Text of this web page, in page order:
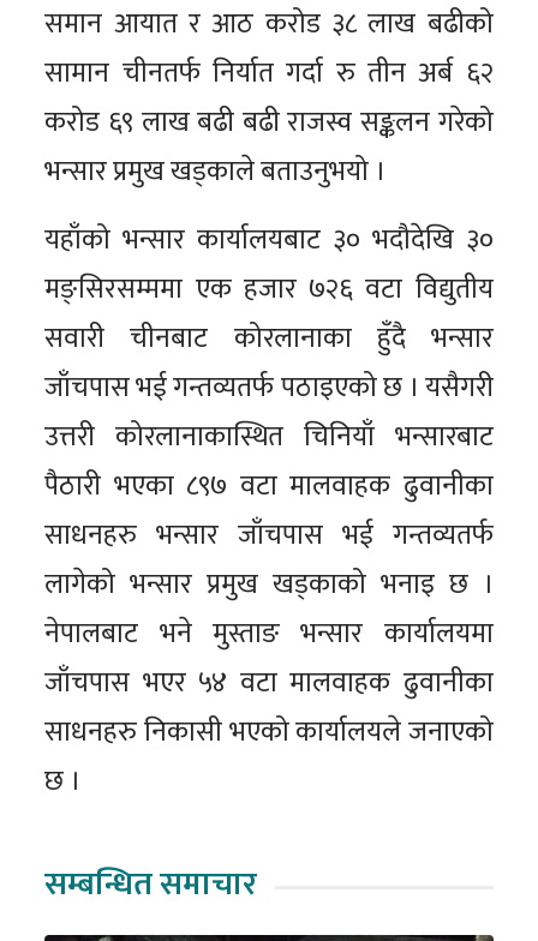
समान आयात र आठ करोड ३८ लाख बढीको
सामान चीनतर्फ निर्यात गर्दा रु तीन अर्ब ६२
करोड ६९ लाख बढी बढी राजस्व सङ्कलन गरेको
भन्सार प्रमुख खड्काले बताउनुभयो ।
यहाँको भन्सार कार्यालयबाट ३० भदौदेखि ३०
मङ्सिरसम्ममा एक हजार ७२६ वटा विद्युतीय
सवारी चीनबाट कोरलानाका हुँदै भन्सार
जाँचपास भई गन्तव्यतर्फ पठाइएको छ । यसैगरी
उत्तरी कोरलानाकास्थित चिनियाँ भन्सारबाट
पैठारी भएका ८९७ वटा मालवाहक ढुवानीका
साधनहरु भन्सार जाँचपास भई गन्तव्यतर्फ
लागेको भन्सार प्रमुख खड्काको भनाइ छ ।
नेपालबाट भने मुस्ताङ भन्सार कार्यालयमा
जाँचपास भएर ५४ वटा मालवाहक ढुवानीका
साधनहरु निकासी भएको कार्यालयले जनाएको
छ ।
सम्बन्धित समाचार